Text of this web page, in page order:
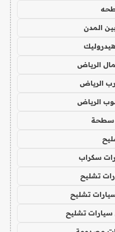
المدن
الرياض
الرياض
الرياض
سطحة
سكراب
تشليح
تشليح
سيارات تشليح